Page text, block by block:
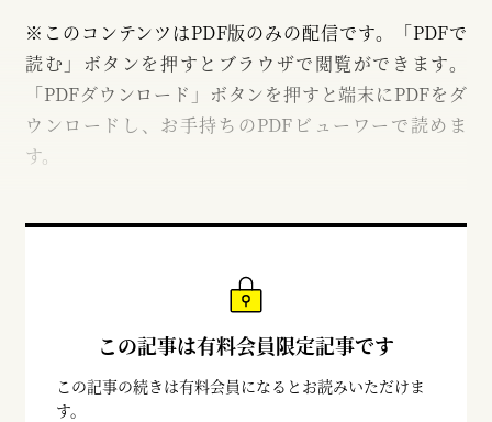
※このコンテンツはPDF版のみの配信です。「PDFで
読む」ボタンを押すとブラウザで閲覧ができます。
「PDFダウンロード」ボタンを押すと端末にPDFをダ
ウンロードし、お手持ちのPDFビューワーで読めま
す。
この記事は有料会員限定記事です
この記事の続きは有料会員になるとお読みいただけま
す。